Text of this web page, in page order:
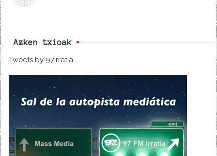
Azken txioak
Tweets by 97irratia